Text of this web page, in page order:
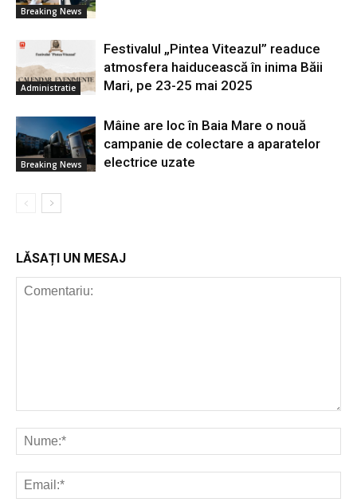
Breaking News
Administratie
Festivalul „Pintea Viteazul” readuce
atmosfera haiducească în inima Băii
Mari, pe 23-25 mai 2025
Breaking News
Mâine are loc în Baia Mare o nouă
campanie de colectare a aparatelor
electrice uzate
LĂSAȚI UN MESAJ